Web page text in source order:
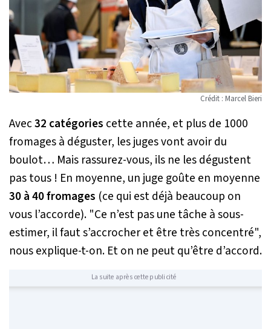
Crédit : Marcel Bieri
Avec32 catégories cette année, et plus de 1000
fromages à déguster, les juges vont avoir du
boulot… Mais rassurez-vous, ils ne les dégustent
pas tous ! En moyenne, un juge goûte en moyenne
30 à 40 fromages (ce qui est déjà beaucoup on
vous l’accorde). "Ce n’est pas une tâche à sous-
estimer, il faut s’accrocher et être très concentré",
nous explique-t-on. Et on ne peut qu’être d’accord.
La suite après cette publicité